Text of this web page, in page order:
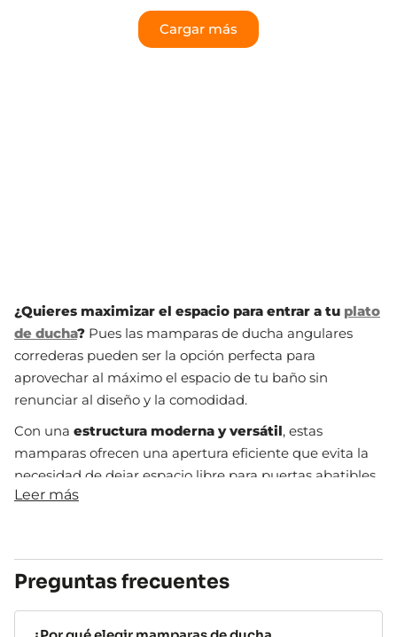
Cargar más
¿Quieres maximizar el espacio para entrar a tu plato
de ducha? Pues las mamparas de ducha angulares
correderas pueden ser la opción perfecta para
aprovechar al máximo el espacio de tu baño sin
renunciar al diseño y la comodidad.
Con una estructura moderna y versátil, estas
mamparas ofrecen una apertura eficiente que evita la
necesidad de dejar espacio libre para puertas abatibles,
lo que las hace perfectas para baños de cualquier
Ventajas de elegir una mampara
angular corredera
Optar por una mampara angular corredera te garantiza
Leer más
Preguntas frecuentes